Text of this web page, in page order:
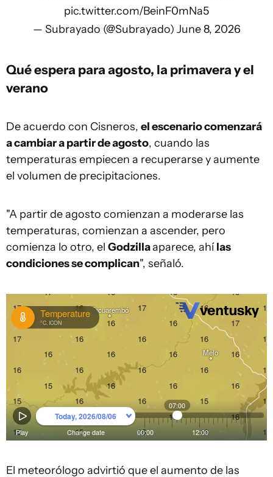
pic.twitter.com/BeinF0mNa5
— Subrayado (@Subrayado) June 8, 2026
Qué espera para agosto, la primavera y el
verano
De acuerdo con Cisneros, el escenario comenzará
a cambiar a partir de agosto, cuando las
temperaturas empiecen a recuperarse y aumente
el volumen de precipitaciones.
"A partir de agosto comienzan a moderarse las
temperaturas, comienzan a ascender, pero
comienza lo otro, el Godzillaaparece, ahílas
condiciones se complican", señaló.
El meteorólogo advirtió que el aumento de las